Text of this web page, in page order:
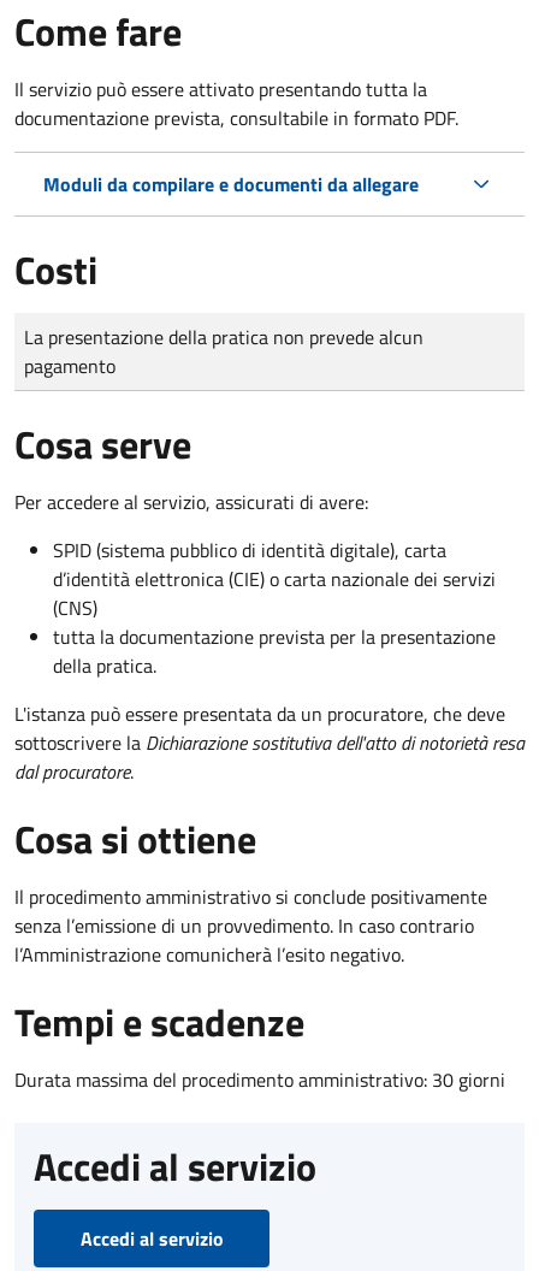
Come fare
Il servizio può essere attivato presentando tutta la
documentazione prevista, consultabile in formato PDF.
Moduli da compilare e documenti da allegare
Costi
Tipo di pagamento
Importo
La presentazione della pratica non prevede alcun
pagamento
Cosa serve
Per accedere al servizio, assicurati di avere:
SPID (sistema pubblico di identità digitale), carta
d’identità elettronica (CIE) o carta nazionale dei servizi
(CNS)
tutta la documentazione prevista per la presentazione
della pratica.
L'istanza può essere presentata da un procuratore, che deve
sottoscrivere la Dichiarazione sostitutiva dell'atto di notorietà resa
dal procuratore.
Cosa si ottiene
Il procedimento amministrativo si conclude positivamente
senza l’emissione di un provvedimento. In caso contrario
l’Amministrazione comunicherà l’esito negativo.
Tempi e scadenze
Durata massima del procedimento amministrativo: 30 giorni
Accedi al servizio
Accedi al servizio